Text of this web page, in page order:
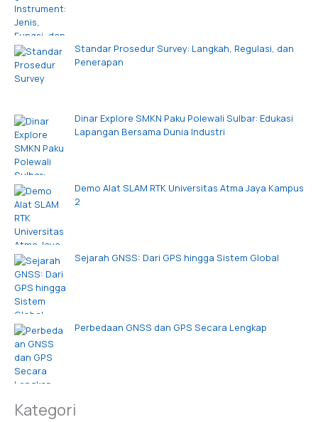
Standar Prosedur Survey: Langkah, Regulasi, dan
Penerapan
Dinar Explore SMKN Paku Polewali Sulbar: Edukasi
Lapangan Bersama Dunia Industri
Demo Alat SLAM RTK Universitas Atma Jaya Kampus
2
Sejarah GNSS: Dari GPS hingga Sistem Global
Perbedaan GNSS dan GPS Secara Lengkap
Kategori